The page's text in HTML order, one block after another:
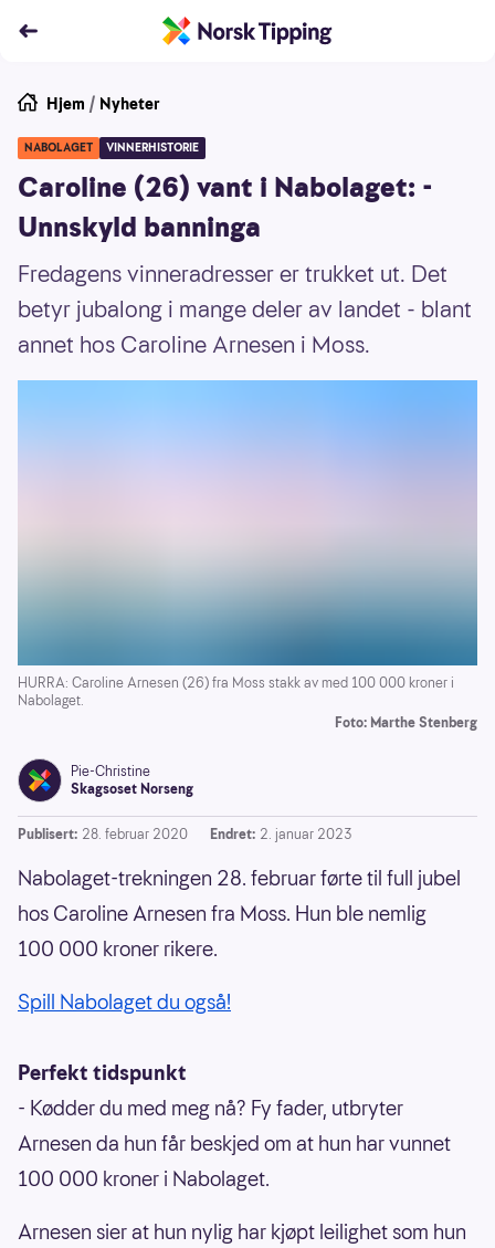
Hjem / Nyheter
NABOLAGET VINNERHISTORIE
Caroline (26) vant i Nabolaget: -
Unnskyld banninga
Fredagens vinneradresser er trukket ut. Det
betyr jubalong i mange deler av landet - blant
annet hos Caroline Arnesen i Moss.
HURRA: Caroline Arnesen (26) fra Moss stakk av med 100 000 kroner i
Nabolaget.
Foto: Marthe Stenberg
Pie-Christine
Skagsoset Norseng
Publisert: 28. februar 2020 Endret: 2. januar 2023
Nabolaget-trekningen 28. februar førte til full jubel
hos Caroline Arnesen fra Moss. Hun ble nemlig
100 000 kroner rikere.
Spill Nabolaget du også!
Perfekt tidspunkt
- Kødder du med meg nå? Fy fader, utbryter
Arnesen da hun får beskjed om at hun har vunnet
100 000 kroner i Nabolaget.
Arnesen sier at hun nylig har kjøpt leilighet som hun